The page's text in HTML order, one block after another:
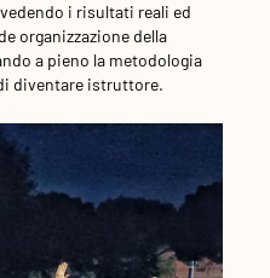
i risultati reali ed
organizzazione della
a pieno la metodologia
diventare istruttore.